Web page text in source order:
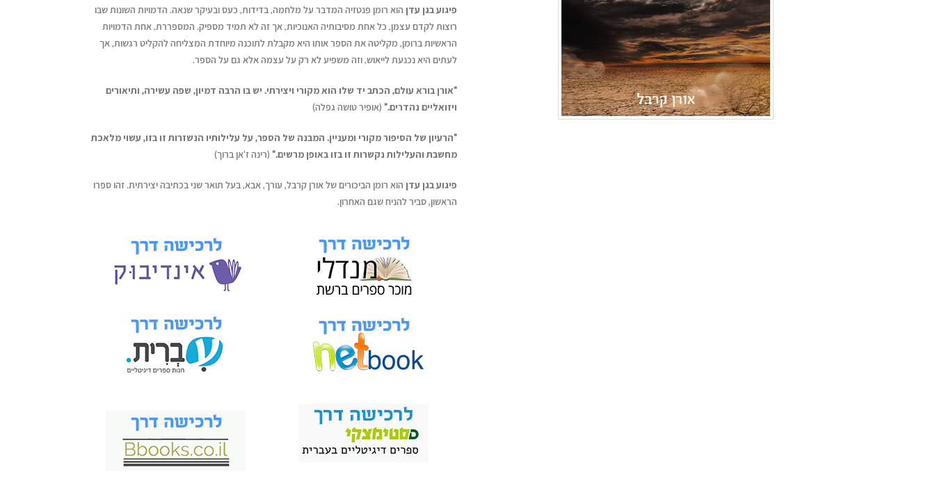
פיגוע בגן עדן הוא רומן פנטזיה המדבר על מלחמה, בדידות, כעס ובעיקר שנאה. הדמויות השונות שבו
רוצות לקדם עצמן, כל אחת מסיבותיה האנוכיות, אך זה לא תמיד מספיק. המספררת, אחת הדמויות
הראשיות ברומן, מקליטה את הספר אותו היא מקבלת לתוכנה מיוחדת המצליחה להקליט רגשות, אך
לעתים היא נכנעת לייאוש, וזה משפיע לא רק על עצמה אלא גם על הספר.
"אורן בורא עולם, הכתב יד שלו הוא מקורי ויצירתי. יש בו הרבה דמיון, שפה עשירה, ותיאורים
ויזואליים נהדרים." (אופיר טושה גפלה)
"הרעיון של הסיפור מקורי ומעניין. המבנה של הספר, על עלילותיו הנשזרות זו בזו, עשוי מלאכת
מחשבת והעלילות נקשרות זו בזו באופן מרשים." (רינה ז'אן ברוך)
פיגוע בגן עדן הוא רומן הביכורים של אורן קרבל, עורך, אבא, בעל תואר שני בכתיבה יצירתית. זהו ספרו
הראשון, סביר להניח שגם האחרון.